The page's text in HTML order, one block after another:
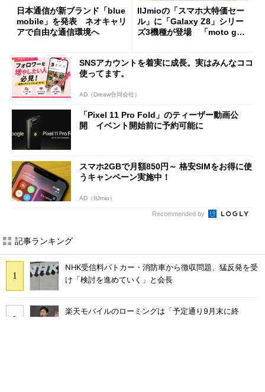
日本通信が新ブランド「blue
mobile」を発表 ネオキャリ
アで自由な通信環境へ
IIJmioの「スマホ大特価セー
ル」に「Galaxy Z8」シリー
ズ3機種が登場 「moto g37
SNSアカウントを着実に成長。実はみんなココ
使ってます。
AD（Dreaw合同会社）
「Pixel 11 Pro Fold」のティーザー動画公
開 イベント開始前に予約可能に
スマホ2GBで月額850円～ 格安SIMをお得に使
うキャンペーン実施中！
AD（IIJmio）
Recommended by
記事ランキング
NHK受信料パトカー・消防車から徴収問題、猛反発を受
け「検討を進めていく」と会長
楽天モバイルのローミングは「予定通り9月末に終